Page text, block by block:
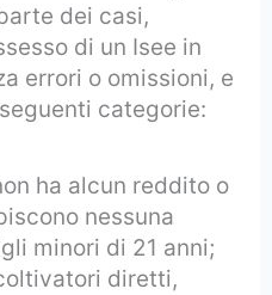
dei casi,
di un Isee in
errori o omissioni, e
categorie:
ha alcun reddito o
nessuna
minori di 21 anni;
diretti,